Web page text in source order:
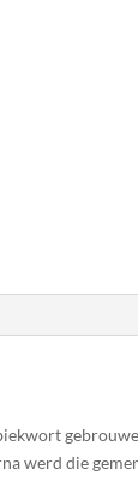
werd die